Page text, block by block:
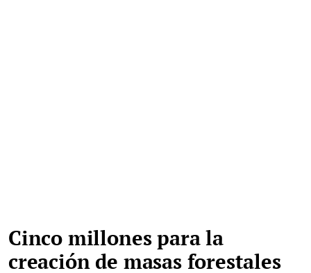
Cinco millones para la
creación de masas forestales